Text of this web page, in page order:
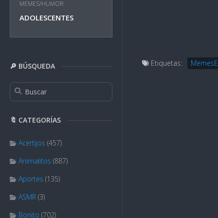
MEMES/HUMOR
ADOLESCENTES
🔎 BÚSQUEDA
🔖 CATEGORÍAS
Acertijos (457)
Animalitos (887)
Aportes (135)
ASMR (3)
Bonito (702)
Etiquetas: